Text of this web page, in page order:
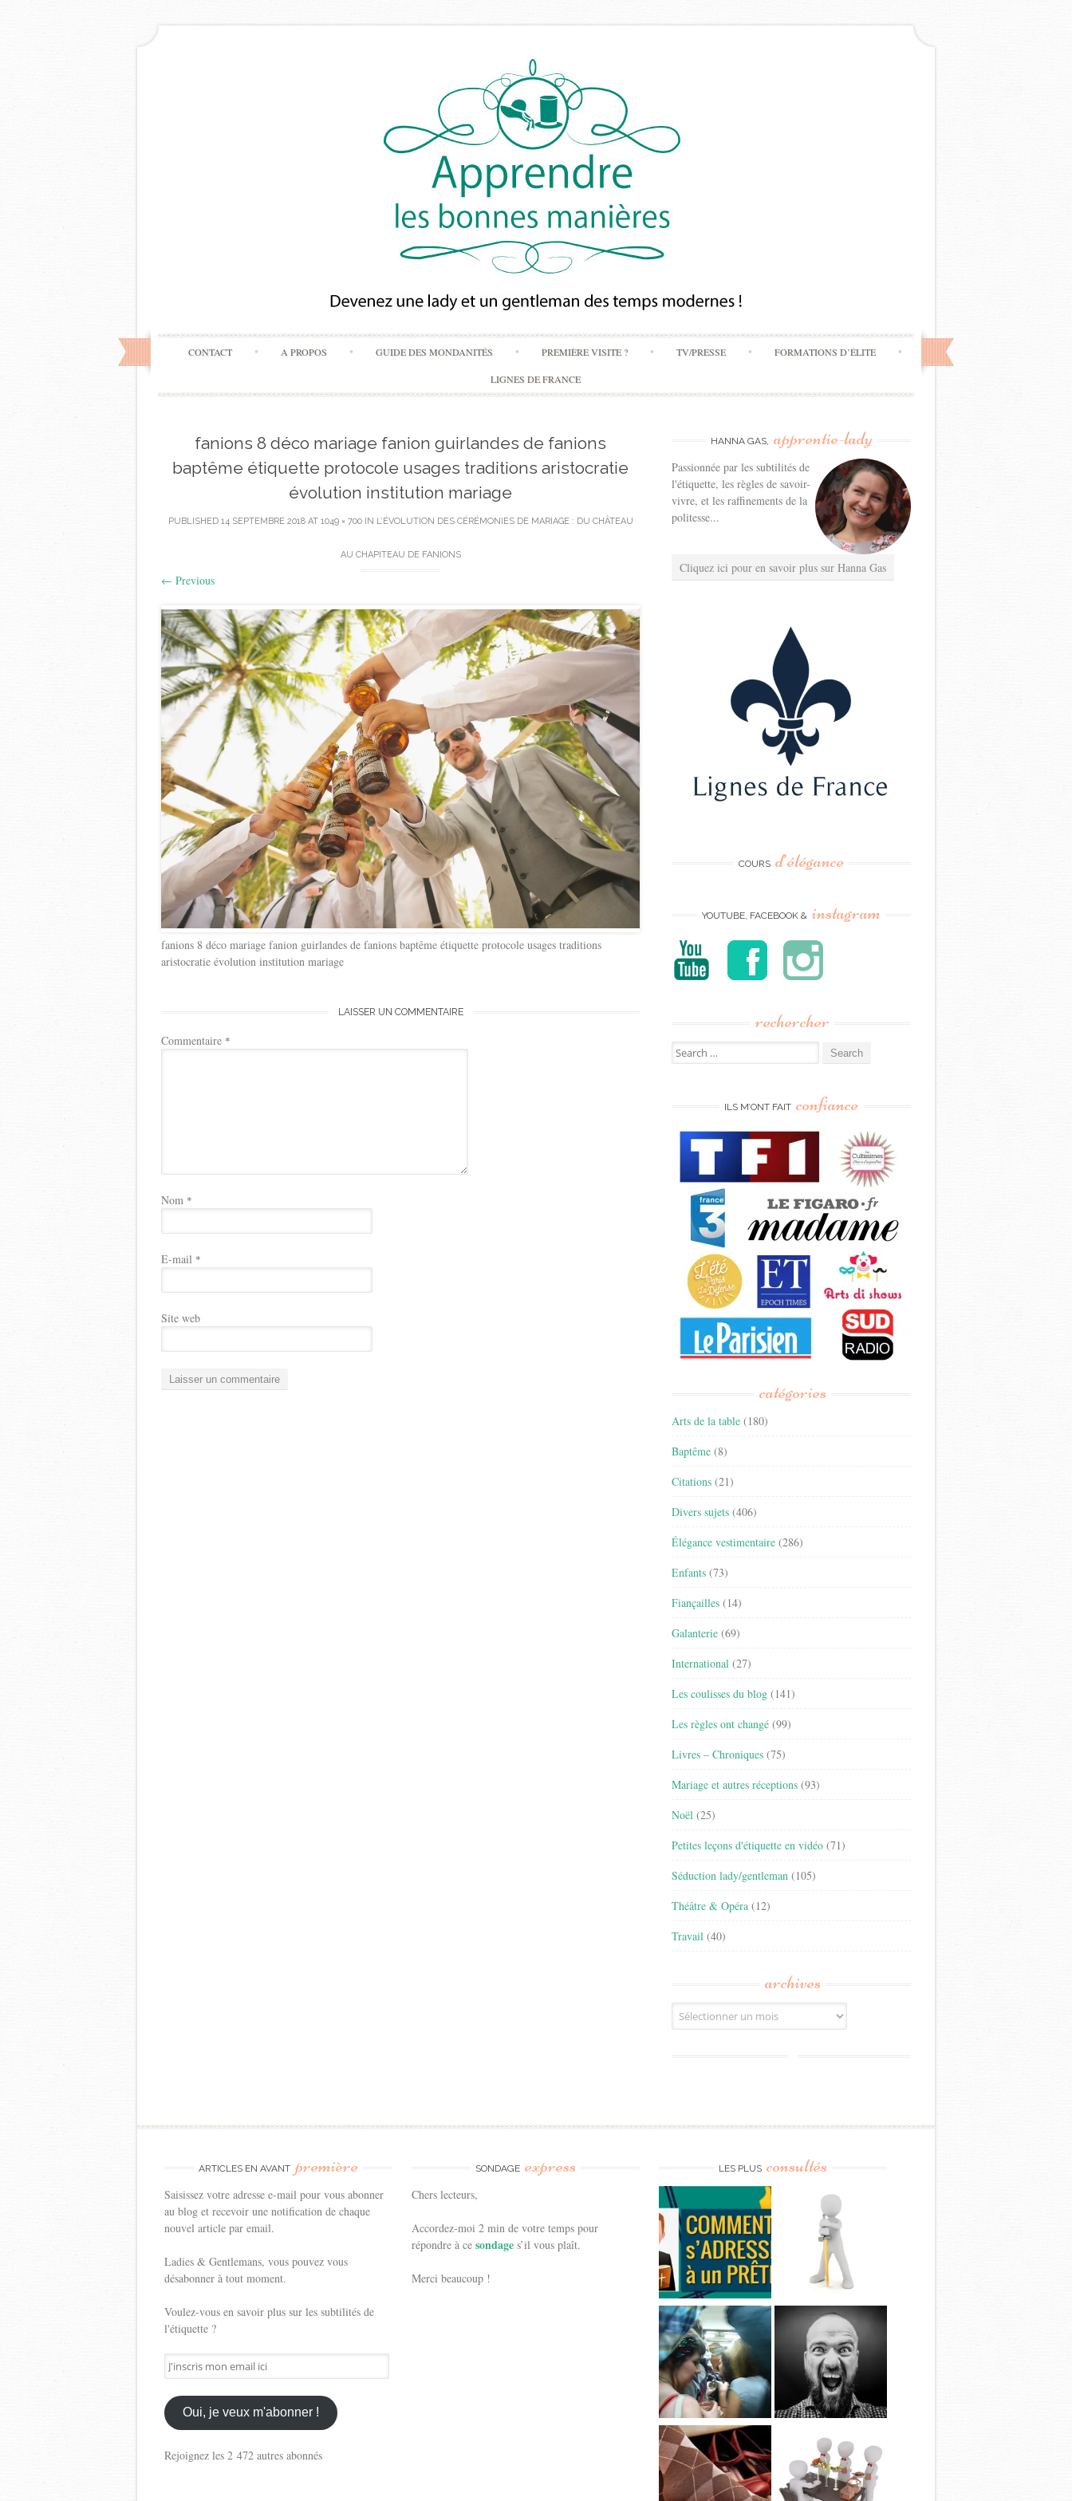
Skip
to
content
CONTACT A PROPOS GUIDE DES MONDANITÉS PREMIÈRE VISITE ? TV/PRESSE FORMATIONS D’ÉLITE
LIGNES DE FRANCE
fanions 8 déco mariage fanion guirlandes de fanions
baptême étiquette protocole usages traditions aristocratie
évolution institution mariage
PUBLISHED 14 SEPTEMBRE 2018AT 1049 × 700IN L’ÉVOLUTION DES CÉRÉMONIES DE MARIAGE : DU CHÂTEAU
AU CHAPITEAU DE FANIONS
← Previous
fanions 8 déco mariage fanion guirlandes de fanions baptême étiquette protocole usages traditions
aristocratie évolution institution mariage
LAISSER UN COMMENTAIRE
Commentaire *
Nom *
E-mail *
Site web
HANNA GAS, apprentie-lady
Passionnée par les subtilités de
l'étiquette, les règles de savoir-
vivre, et les raffinements de la
politesse...
Cliquez ici pour en savoir plus sur Hanna Gas
COURS d’élégance
YOUTUBE, FACEBOOK & instagram
rechercher
Search
for:
ILS M’ONT FAIT confiance
catégories
Arts de la table (180)
Baptême (8)
Citations (21)
Divers sujets (406)
Élégance vestimentaire (286)
Enfants (73)
Fiançailles (14)
Galanterie (69)
International (27)
Les coulisses du blog (141)
Les règles ont changé (99)
Livres – Chroniques (75)
Mariage et autres réceptions (93)
Noël (25)
Petites leçons d'étiquette en vidéo (71)
Séduction lady/gentleman (105)
Théâtre & Opéra (12)
Travail (40)
archives
Archives
ARTICLES EN AVANT première
Saisissez votre adresse e-mail pour vous abonner
au blog et recevoir une notification de chaque
nouvel article par email.
Ladies & Gentlemans, vous pouvez vous
désabonner à tout moment.
Voulez-vous en savoir plus sur les subtilités de
l'étiquette ?
J'inscris
mon
email
ici
Oui, je veux m'abonner !
Rejoignez les 2 472 autres abonnés
SONDAGE express
Chers lecteurs,
Accordez-moi 2 min de votre temps pour
répondre à cesondages’il vous plaît.
Merci beaucoup !
LES PLUS consultés